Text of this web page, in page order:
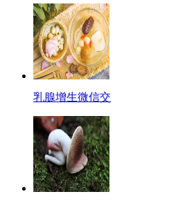
乳腺增生微信交